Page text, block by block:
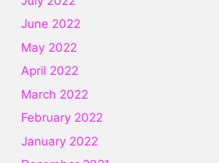
June 2022
May 2022
April 2022
March 2022
February 2022
January 2022